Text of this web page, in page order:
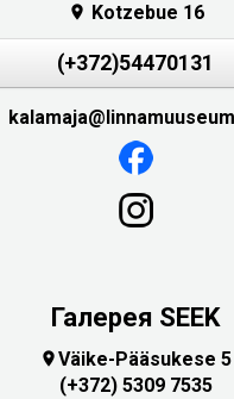
 Kotzebue 16
(+372)54470131
Галерея SEEK
Väike-Pääsukese 5
(+372) 5309 7535